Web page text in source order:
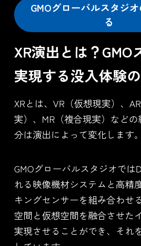
GMOグローバルスタジ
る
XR演出とは？GMO
実現する没入体験
XRとは、VR（仮想現実）、
実）、MR（複合現実）など
分は演出によって変化します。
GMOグローバルスタジオでは
れる映像機材システムと高精
キングセンサーを組み合わせ
空間と仮想空間を融合させた
実現させることができ、それ